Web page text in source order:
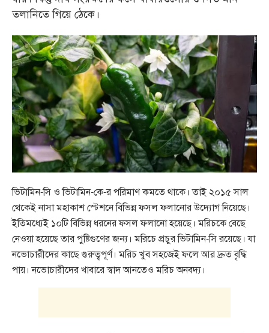
তলানিতে গিয়ে ঠেকে।
ভিটামিন-সি ও ভিটামিন-কে-র পরিমাণ কমতে থাকে। তাই ২০১৫ সাল
থেকেই নাসা মহাকাশ স্টেশনে বিভিন্ন ফসল ফলানোর উদ্যোগ নিয়েছে।
ইতিমধ্যেই ১০টি বিভিন্ন ধরনের ফসল ফলানো হয়েছে। মরিচকে বেছে
নেওয়া হয়েছে তার পুষ্টিগুণের জন্য। মরিচে প্রচুর ভিটামিন-সি রয়েছে। যা
নভোচারীদের কাছে গুরুত্বপূর্ণ। মরিচ খুব সহজেই ফলে আর দ্রুত বৃদ্ধি
পায়। নভোচারীদের খাবারে স্বাদ আনতেও মরিচ অনবদ্য।